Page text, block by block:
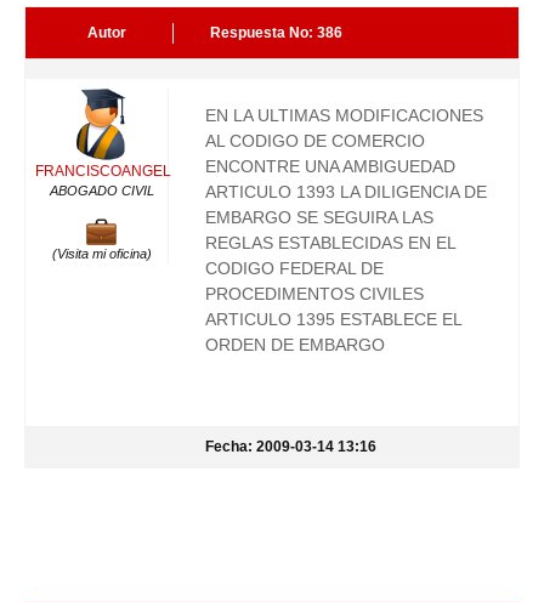
Autor Respuesta No: 386
FRANCISCOANGEL
ABOGADO CIVIL
(Visita mi oficina)
EN LA ULTIMAS MODIFICACIONES
AL CODIGO DE COMERCIO
ENCONTRE UNA AMBIGUEDAD
ARTICULO 1393 LA DILIGENCIA DE
EMBARGO SE SEGUIRA LAS
REGLAS ESTABLECIDAS EN EL
CODIGO FEDERAL DE
PROCEDIMENTOS CIVILES
ARTICULO 1395 ESTABLECE EL
ORDEN DE EMBARGO
Fecha: 2009-03-14 13:16